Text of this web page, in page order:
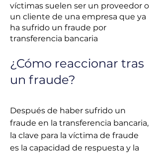
víctimas suelen ser un proveedor o
un cliente de una empresa que ya
ha sufrido un fraude por
transferencia bancaria
¿Cómo reaccionar tras
un fraude?
Después de haber sufrido un
fraude en la transferencia bancaria,
la clave para la víctima de fraude
es la capacidad de respuesta y la